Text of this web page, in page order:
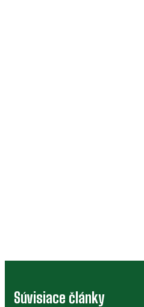
Súvisiace články